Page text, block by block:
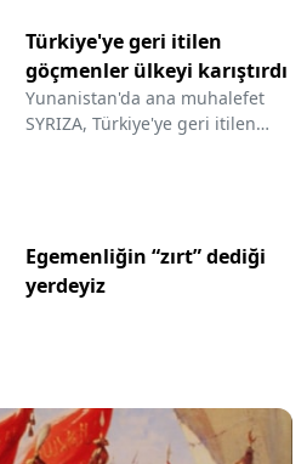
kaybettiğine ilişkin tanık
beyanlarına dayanan haberle
ilgili, Avrupa Birliği (AB)
Komisyonundan bağımsız
soruşturma talep etti.
Türkiye'ye geri itilen
göçmenler ülkeyi karıştırdı
Yunanistan'da ana muhalefet
SYRIZA, Türkiye'ye geri itilen
Egemenliğin “zırt” dediği
yerdeyiz